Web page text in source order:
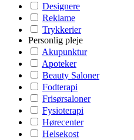
Designere
Reklame
Trykkerier
Personlig pleje
Akupunktur
Apoteker
Beauty Saloner
Fodterapi
Frisørsaloner
Fysioterapi
Hørecenter
Helsekost